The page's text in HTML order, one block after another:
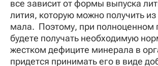
все зависит от формы выпуска
лития, которую можно получить
мала. Поэтому, при полноценном
будете получать необходимую
жестком дефиците минерала в
придется принимать его в виде